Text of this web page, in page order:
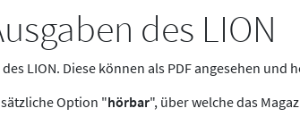
des LION
LION. Diese können als PDF angesehen und
Option "hörbar", über welche das